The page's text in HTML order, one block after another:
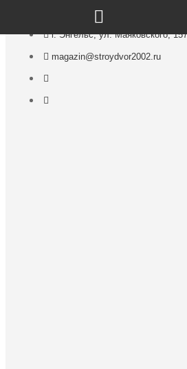
г. Энгельс, ул. Маяковского, 157
magazin@stroydvor2002.ru